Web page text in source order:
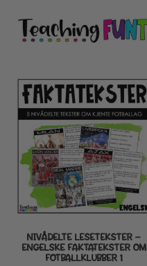
Hopp
til
Hopp
til
MIN KONTO
GRATIS
BUTIKK
LISENSER
TIPSHJØRNET
NIVÅDELTE LESETEKSTER –
ENGELSKE FAKTATEKSTER OM
FOTBALLKLUBBER 1